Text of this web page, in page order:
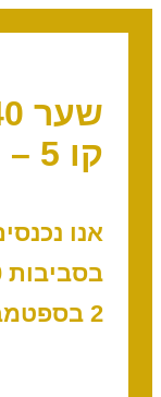
קו 5 – נוקשות